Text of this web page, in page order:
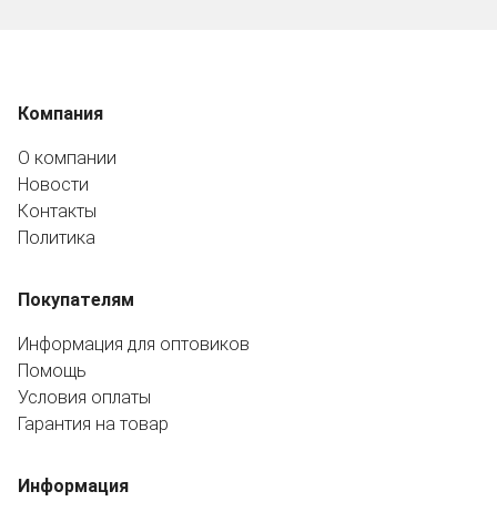
Компания
О компании
Новости
Контакты
Политика
Покупателям
Информация для оптовиков
Помощь
Условия оплаты
Гарантия на товар
Информация